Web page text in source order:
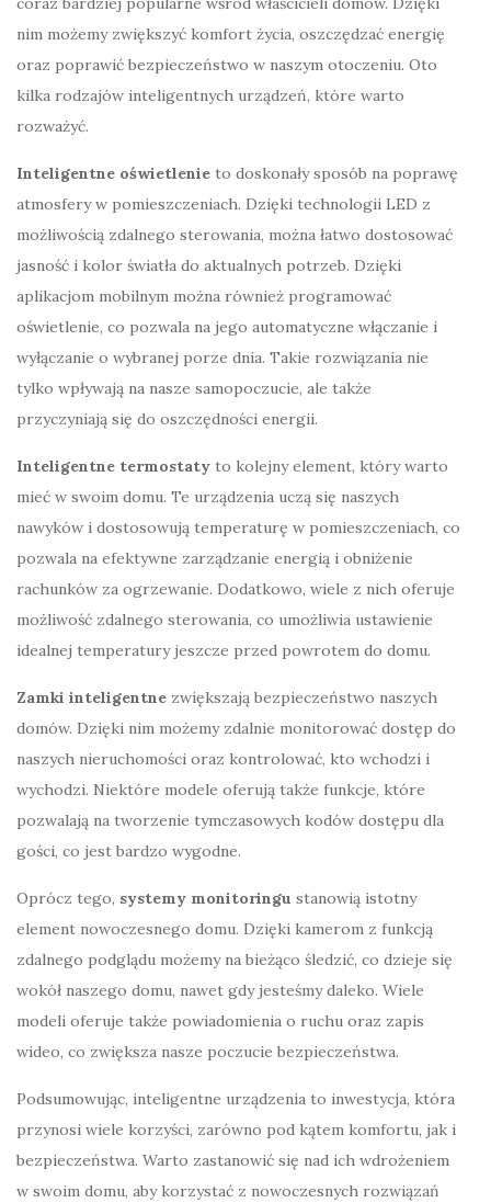
nim możemy zwiększyć komfort życia, oszczędzać energię
oraz poprawić bezpieczeństwo w naszym otoczeniu. Oto
kilka rodzajów inteligentnych urządzeń, które warto
rozważyć.
Inteligentne oświetlenie to doskonały sposób na poprawę
atmosfery w pomieszczeniach. Dzięki technologii LED z
możliwością zdalnego sterowania, można łatwo dostosować
jasność i kolor światła do aktualnych potrzeb. Dzięki
aplikacjom mobilnym można również programować
oświetlenie, co pozwala na jego automatyczne włączanie i
wyłączanie o wybranej porze dnia. Takie rozwiązania nie
tylko wpływają na nasze samopoczucie, ale także
przyczyniają się do oszczędności energii.
Inteligentne termostaty to kolejny element, który warto
mieć w swoim domu. Te urządzenia uczą się naszych
nawyków i dostosowują temperaturę w pomieszczeniach, co
pozwala na efektywne zarządzanie energią i obniżenie
rachunków za ogrzewanie. Dodatkowo, wiele z nich oferuje
możliwość zdalnego sterowania, co umożliwia ustawienie
idealnej temperatury jeszcze przed powrotem do domu.
Zamki inteligentne zwiększają bezpieczeństwo naszych
domów. Dzięki nim możemy zdalnie monitorować dostęp do
naszych nieruchomości oraz kontrolować, kto wchodzi i
wychodzi. Niektóre modele oferują także funkcje, które
pozwalają na tworzenie tymczasowych kodów dostępu dla
gości, co jest bardzo wygodne.
Oprócz tego, systemy monitoringu stanowią istotny
element nowoczesnego domu. Dzięki kamerom z funkcją
zdalnego podglądu możemy na bieżąco śledzić, co dzieje się
wokół naszego domu, nawet gdy jesteśmy daleko. Wiele
modeli oferuje także powiadomienia o ruchu oraz zapis
wideo, co zwiększa nasze poczucie bezpieczeństwa.
Podsumowując, inteligentne urządzenia to inwestycja, która
przynosi wiele korzyści, zarówno pod kątem komfortu, jak i
bezpieczeństwa. Warto zastanowić się nad ich wdrożeniem
w swoim domu, aby korzystać z nowoczesnych rozwiązań